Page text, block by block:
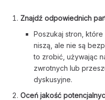
Znajdź odpowiednich
Poszukaj stron,
niszą, ale nie są
to zrobić, używając
zwrotnych lub
dyskusyjne.
Oceń jakość